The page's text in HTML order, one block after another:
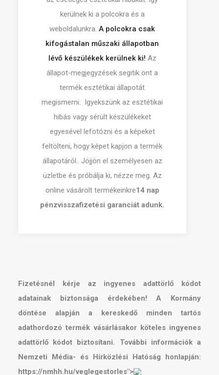
kerülnek ki a polcokra és a
weboldalunkra. A polcokra csak
kifogástalan műszaki állapotban
lévő készülékek kerülnek ki! Az
állapot-megjegyzések segitik önt a
termék esztétikai állapotát
megismerni. Igyekszünk az esztétikai
hibás vagy sérült készülékeket
egyesével lefotózni és a képeket
feltölteni, hogy képet kapjon a termék
állapotáról.. Jöjjön el személyesen az
üzletbe és próbálja ki, nézze meg. Az
online vásárolt termékeinkre14 nap
pénzvisszafizetési garanciát adunk.
Fizetésnél kérje az ingyenes adattörlő kódot
adatainak biztonsága érdekében! A Kormány
döntése alapján a kereskedő minden tartós
adathordozó termék vásárlásakor köteles ingyenes
adattörlő kódot biztosítani. További információk a
Nemzeti Média- és Hírközlési Hatóság honlapján:
https://nmhh.hu/veglegestorles">